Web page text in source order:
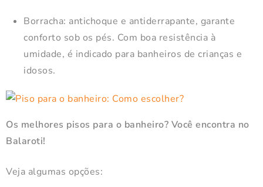
Borracha: antichoque e antiderrapante, garante
conforto sob os pés. Com boa resistência à
umidade, é indicado para banheiros de crianças e
idosos.
Os melhores pisos para o banheiro? Você encontra no
Balaroti!
Veja algumas opções: